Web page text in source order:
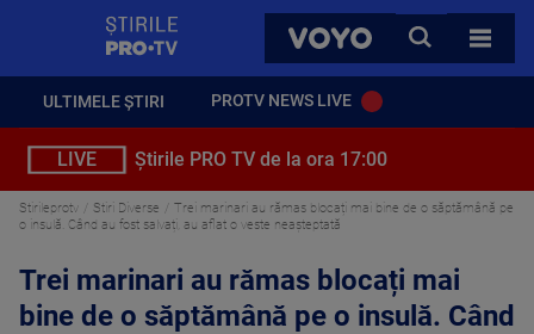
VOYO
CAUTA
TOATE
ULTIMELE ȘTIRI PROTV NEWS LIVE
LIVE Știrile PRO TV de la ora 17:00
Stirileprotv Stiri Diverse
Trei marinari au rămas blocați mai bine de o săptămână pe
o insulă. Când au fost salvați, au aflat o veste neașteptată
Trei marinari au rămas blocați mai
bine de o săptămână pe o insulă. Când